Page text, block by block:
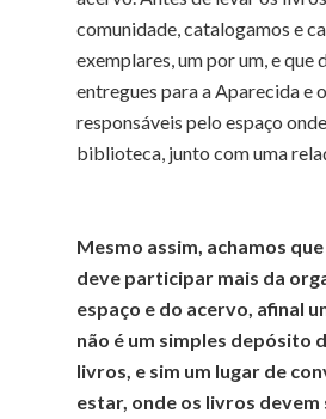
comunidade, catalogamos e
exemplares, um por um, e que
entregues para a Aparecida e
responsáveis pelo espaço
biblioteca, junto com uma
Mesmo assim, achamos
deve participar mais da
espaço e do acervo, afinal
não é um simples depósito
livros, e sim um lugar de
estar, onde os livros devem